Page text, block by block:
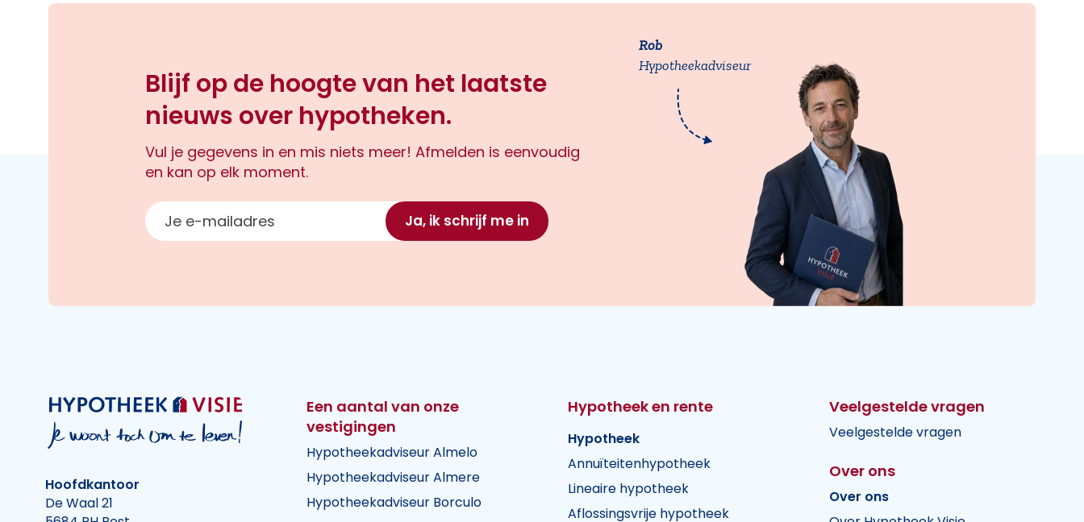
Blijf op de hoogte van het laatste
nieuws over hypotheken.
Vul je gegevens in en mis niets meer! Afmelden is eenvoudig
en kan op elk moment.
E-mailadres
Ja, ik schrijf me in
Rob
Hypotheekadviseur
Hoofdkantoor
De Waal 21
Een aantal van onze
vestigingen
Hypotheekadviseur Almelo
Hypotheekadviseur Almere
Hypotheekadviseur Borculo
Hypotheek en rente
Hypotheek
Annuïteitenhypotheek
Lineaire hypotheek
Aflossingsvrije hypotheek
Veelgestelde vragen
Veelgestelde vragen
Over ons
Over ons